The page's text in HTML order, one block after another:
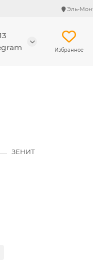
Эль-
Избранное
ЗЕНИТ